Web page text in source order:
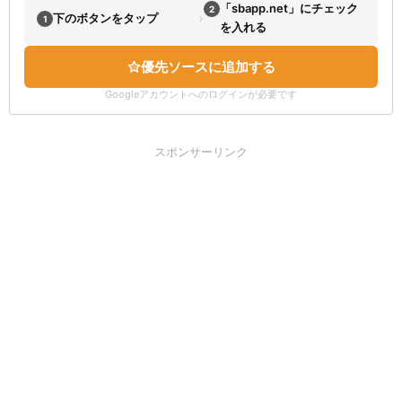
1 下のボタンをタップ › 2
「sbapp.net」にチェック
を入れる
優先ソースに追加する
Googleアカウントへのログインが必要です
スポンサーリンク